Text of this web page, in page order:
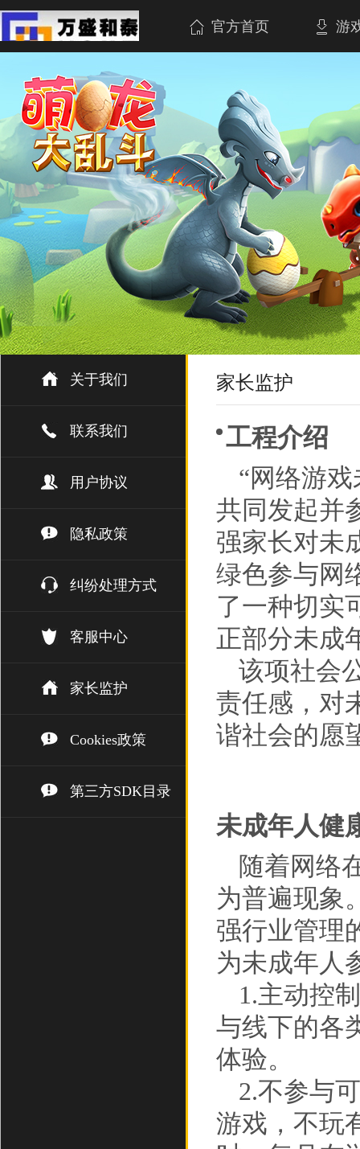
官方首页 游
关于我们
联系我们
用户协议
隐私政策
纠纷处理方式
客服中心
家长监护
Cookies政策
第三方SDK目录
家长监护
工程介绍
“网络游
共同发起并
强家长对未
绿色参与网
了一种切实
正部分未成
该项社会
责任感，对
谐社会的愿
未成年人健
随着网络
为普遍现象
强行业管理
为未成年人
1.主动控
与线下的各
体验。
2.不参与
游戏，不玩